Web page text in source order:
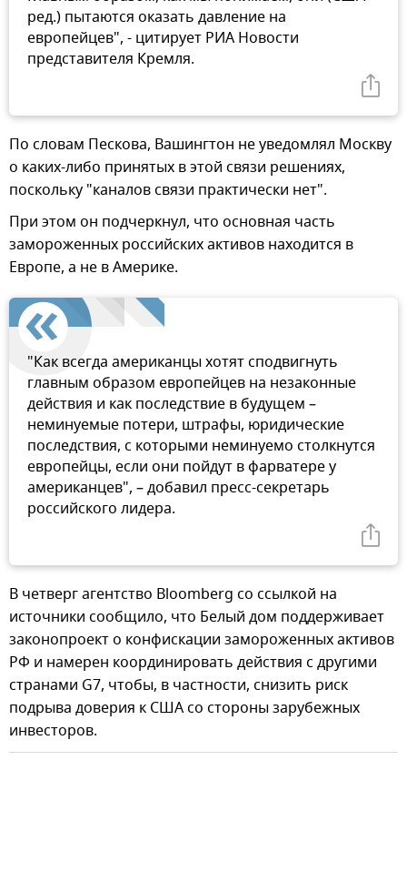
ред.) пытаются оказать давление на
европейцев", - цитирует РИА Новости
представителя Кремля.
По словам Пескова, Вашингтон не уведомлял Москву
о каких-либо принятых в этой связи решениях,
поскольку "каналов связи практически нет".
При этом он подчеркнул, что основная часть
замороженных российских активов находится в
Европе, а не в Америке.
"Как всегда американцы хотят сподвигнуть
главным образом европейцев на незаконные
действия и как последствие в будущем –
неминуемые потери, штрафы, юридические
последствия, с которыми неминуемо столкнутся
европейцы, если они пойдут в фарватере у
американцев", – добавил пресс-секретарь
российского лидера.
В четверг агентство Bloomberg со ссылкой на
источники сообщило, что Белый дом поддерживает
законопроект о конфискации замороженных активов
РФ и намерен координировать действия с другими
странами G7, чтобы, в частности, снизить риск
подрыва доверия к США со стороны зарубежных
инвесторов.